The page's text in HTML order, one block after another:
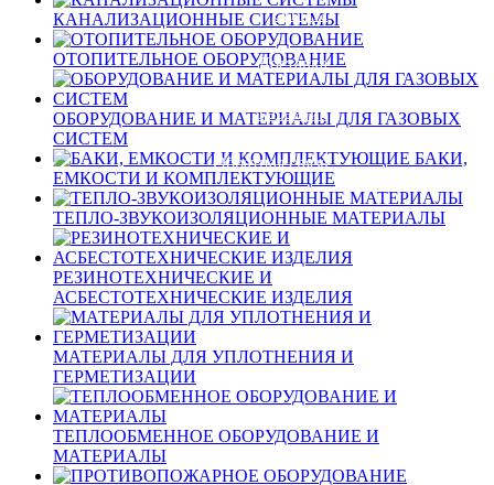
Оплата
Доставка
Гарантия
Обратная связь
Вход Регистрация
КАНАЛИЗАЦИОННЫЕ СИСТЕМЫ
ОТОПИТЕЛЬНОЕ ОБОРУДОВАНИЕ
ОБОРУДОВАНИЕ И МАТЕРИАЛЫ ДЛЯ ГАЗОВЫХ
СИСТЕМ
БАКИ,
ЕМКОСТИ И КОМПЛЕКТУЮЩИЕ
ТЕПЛО-ЗВУКОИЗОЛЯЦИОННЫЕ МАТЕРИАЛЫ
РЕЗИНОТЕХНИЧЕСКИЕ И
АСБЕСТОТЕХНИЧЕСКИЕ ИЗДЕЛИЯ
МАТЕРИАЛЫ ДЛЯ УПЛОТНЕНИЯ И
ГЕРМЕТИЗАЦИИ
ТЕПЛООБМЕННОЕ ОБОРУДОВАНИЕ И
МАТЕРИАЛЫ